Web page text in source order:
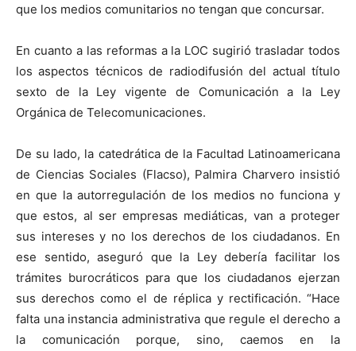
que los medios comunitarios no tengan que concursar.
En cuanto a las reformas a la LOC sugirió trasladar todos
los aspectos técnicos de radiodifusión del actual título
sexto de la Ley vigente de Comunicación a la Ley
Orgánica de Telecomunicaciones.
De su lado, la catedrática de la Facultad Latinoamericana
de Ciencias Sociales (Flacso), Palmira Charvero insistió
en que la autorregulación de los medios no funciona y
que estos, al ser empresas mediáticas, van a proteger
sus intereses y no los derechos de los ciudadanos. En
ese sentido, aseguró que la Ley debería facilitar los
trámites burocráticos para que los ciudadanos ejerzan
sus derechos como el de réplica y rectificación. “Hace
falta una instancia administrativa que regule el derecho a
la comunicación porque, sino, caemos en la